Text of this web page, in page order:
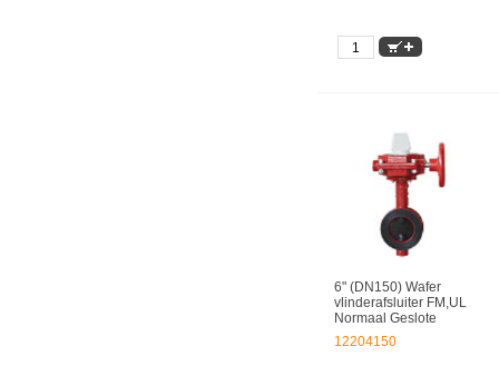
6" (DN150) Wafer
vlinderafsluiter FM,UL
Normaal Geslote
12204150